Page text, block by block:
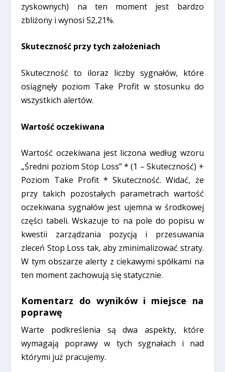
zyskownych) na ten moment jest bardzo
zbliżony i wynosi 52,21%.
Skuteczność przy tych założeniach
Skuteczność to iloraz liczby sygnałów, które
osiągnęły poziom Take Profit w stosunku do
wszystkich alertów.
Wartość oczekiwana
Wartość oczekiwana jest liczona według wzoru
„Średni poziom Stop Loss” * (1 – Skuteczność) +
Poziom Take Profit * Skuteczność. Widać, że
przy takich pozostałych parametrach wartość
oczekiwana sygnałów jest ujemna w środkowej
części tabeli. Wskazuje to na pole do popisu w
kwestii zarządzania pozycją i przesuwania
zleceń Stop Loss tak, aby zminimalizować straty.
W tym obszarze alerty z ciekawymi spółkami na
ten moment zachowują się statycznie.
Komentarz do wyników i miejsce na
poprawę
Warte podkreślenia są dwa aspekty, które
wymagają poprawy w tych sygnałach i nad
którymi już pracujemy.